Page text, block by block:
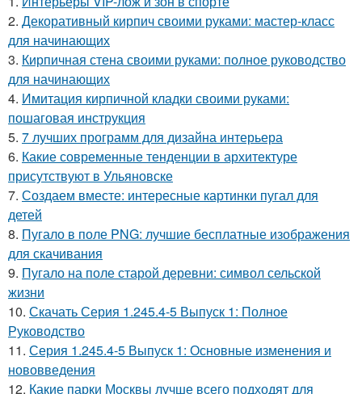
2. Декоративный кирпич своими руками: мастер-класс
для начинающих
3. Кирпичная стена своими руками: полное руководство
для начинающих
4. Имитация кирпичной кладки своими руками:
пошаговая инструкция
5. 7 лучших программ для дизайна интерьера
6. Какие современные тенденции в архитектуре
присутствуют в Ульяновске
7. Создаем вместе: интересные картинки пугал для
детей
8. Пугало в поле PNG: лучшие бесплатные изображения
для скачивания
9. Пугало на поле старой деревни: символ сельской
жизни
10. Скачать Серия 1.245.4-5 Выпуск 1: Полное
Руководство
11. Серия 1.245.4-5 Выпуск 1: Основные изменения и
нововведения
12. Какие парки Москвы лучше всего подходят для